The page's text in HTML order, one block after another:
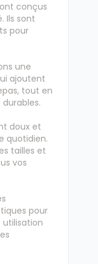
conçus
Ils sont
pour
une
ajoutent
tout en
doux et
quotidien.
tailles et
vos
pour
utilisation